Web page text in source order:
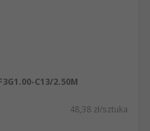
C13/2.50M
48,38 zł/sztuka